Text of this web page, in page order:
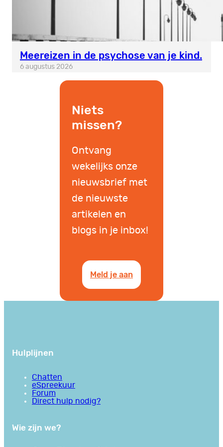
Meereizen in de psychose van je kind.
6 augustus 2026
Niets
missen?
Ontvang
wekelijks onze
nieuwsbrief met
de nieuwste
artikelen en
blogs in je inbox!
Meld je aan
Hulplijnen
Chatten
eSpreekuur
Forum
Direct hulp nodig?
Wie zijn we?